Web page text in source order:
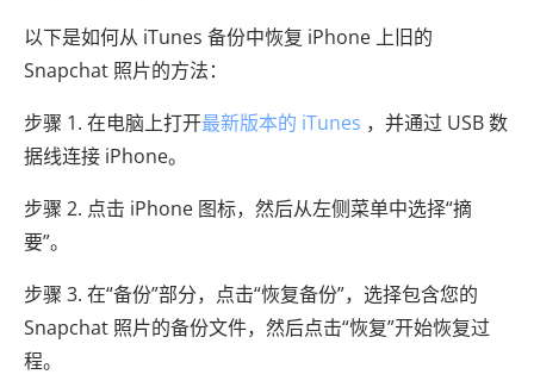
以下是如何从 iTunes 备份中恢复 iPhone 上旧的
Snapchat 照片的方法：
步骤 1. 在电脑上打开最新版本的 iTunes ，并通过 USB 数
据线连接 iPhone。
步骤 2. 点击 iPhone 图标，然后从左侧菜单中选择“摘
要”。
步骤 3. 在“备份”部分，点击“恢复备份”，选择包含您的
Snapchat 照片的备份文件，然后点击“恢复”开始恢复过
程。